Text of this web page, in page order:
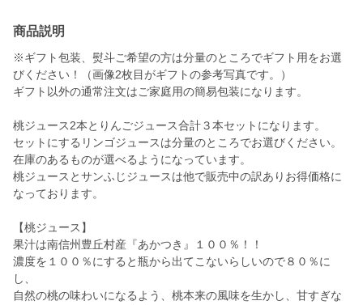
商品説明
※ギフト包装、熨斗ご希望の方は分量のところでギフト用をお選
びください！（画像2枚目がギフトの参考写真です。）
ギフト以外の通常注文はご家庭用の簡易包装になります。
桃ジュース2本とりんごジュース合計３本セットになります。
セットにするリンゴジュースは分量のところでお選びください。
在庫のあるものが選べるようになっています。
桃ジュースとサンふじジュースは他で販売中の訳ありお得価格に
なっております。
【桃ジュース】
果汁は南信州豊丘村産『あかつき』１００％！！
濃度を１００％にすると瓶から出てこないらしいので８０％に
し、
自然の桃の味わいになるよう、桃本来の風味を生かし、甘すぎな